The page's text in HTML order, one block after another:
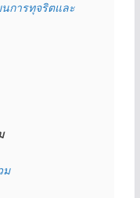
นการทุจริตและ
ม